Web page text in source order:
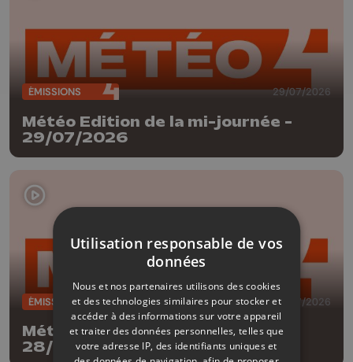
ÉMISSIONS 29/07/2026
Météo Edition de la mi-journée -
29/07/2026
ÉMISSIONS 28/07/2026
Météo Edition de la mi-journée -
28/07/2026
Utilisation responsable de vos
données
Nous et nos partenaires utilisons des cookies
et des technologies similaires pour stocker et
accéder à des informations sur votre appareil
et traiter des données personnelles, telles que
votre adresse IP, des identifiants uniques et